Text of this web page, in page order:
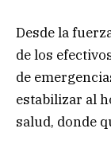
Desde la
de los
de
estabilizar al
salud, donde